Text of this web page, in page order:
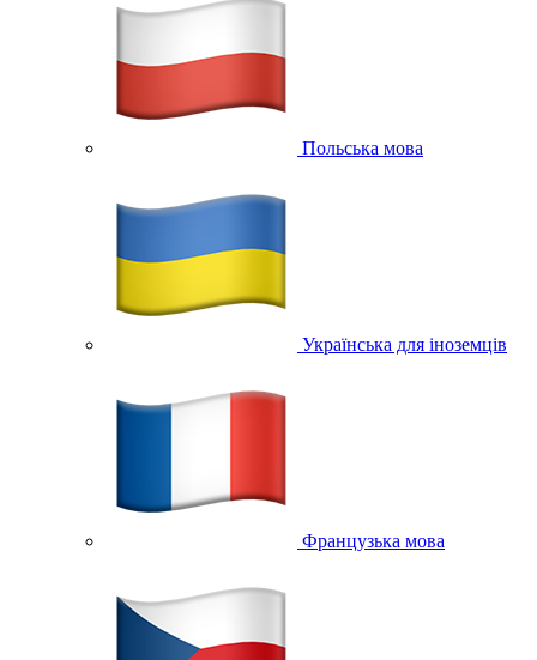
Польська мова
Українська для іноземців
Французька мова